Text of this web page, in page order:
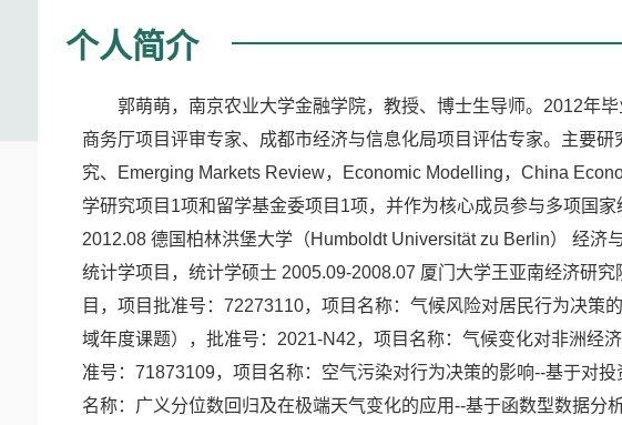
个人简介
郭萌萌，南京农业大学金融学院，教授、博士生导师。2012年
商务厅项目评审专家、成都市经济与信息化局项目评估专家。主要
究、Emerging Markets Review，Economic Modelling，China
学研究项目1项和留学基金委项目1项，并作为核心成员参与多项国
2012.08 德国柏林洪堡大学（Humboldt Universität zu Berlin） 经
统计学项目，统计学硕士 2005.09-2008.07 厦门大学王亚南经济研
目，项目批准号：72273110，项目名称：气候风险对居民行为决策
域年度课题），批准号：2021-N42，项目名称：气候变化对非洲经
准号：71873109，项目名称：空气污染对行为决策的影响--基于对
名称：广义分位数回归及在极端天气变化的应用--基于函数型数据